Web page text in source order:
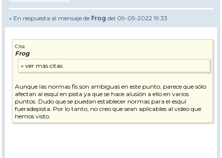
» En respuesta al mensaje de Frog del 09-05-2022 19:33
Cita
Frog
Aunque las normas fis son ambiguas en este punto, parece que sólo
afectan al esquí en pista ya que se hace alusión a ello en varios
puntos. Dudo que se puedan establecer normas para el esquí
fueradepista. Por lo tanto, no creo que sean aplicables al video que
hemos visto.